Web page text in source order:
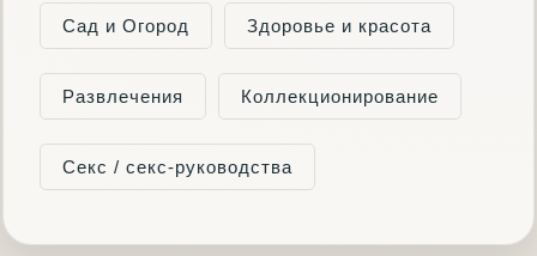
Сад и Огород Здоровье и красота
Развлечения Коллекционирование
Секс / секс-руководства